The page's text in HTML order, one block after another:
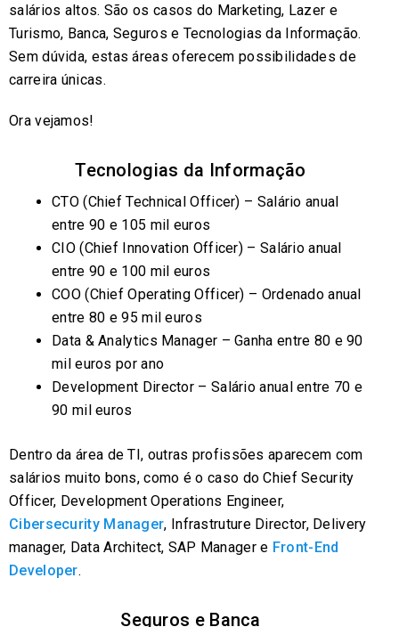
salários altos. São os casos do Marketing, Lazer e
Turismo, Banca, Seguros e Tecnologias da Informação.
Sem dúvida, estas áreas oferecem possibilidades de
carreira únicas.
Ora vejamos!
Tecnologias da Informação
CTO (Chief Technical Officer) – Salário anual
entre 90 e 105 mil euros
CIO (Chief Innovation Officer) – Salário anual
entre 90 e 100 mil euros
COO (Chief Operating Officer) – Ordenado anual
entre 80 e 95 mil euros
Data & Analytics Manager – Ganha entre 80 e 90
mil euros por ano
Development Director – Salário anual entre 70 e
90 mil euros
Dentro da área de TI, outras profissões aparecem com
salários muito bons, como é o caso do Chief Security
Officer, Development Operations Engineer,
Cibersecurity Manager, Infrastruture Director, Delivery
manager, Data Architect, SAP Manager e Front-End
Developer.
Seguros e Banca